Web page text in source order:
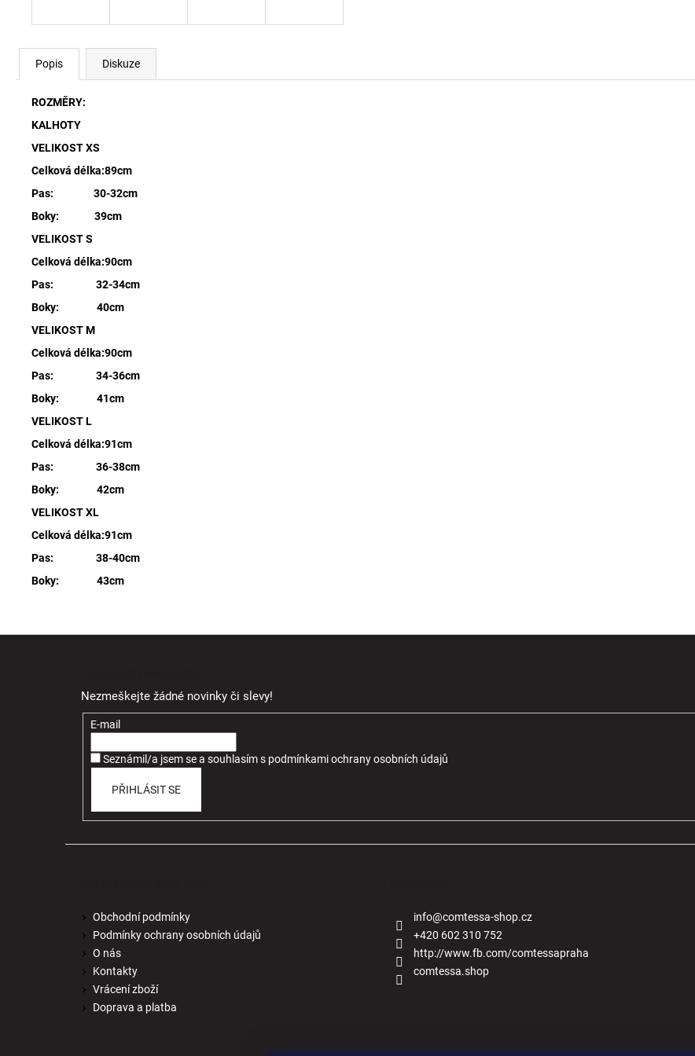
Popis Diskuze
ROZMĚRY:
KALHOTY
VELIKOST XS
Celková délka:89cm
Pas: 30-32cm
Boky: 39cm
VELIKOST S
Celková délka:90cm
Pas: 32-34cm
Boky: 40cm
VELIKOST M
Celková délka:90cm
Pas: 34-36cm
Boky: 41cm
VELIKOST L
Celková délka:91cm
Pas: 36-38cm
Boky: 42cm
VELIKOST XL
Celková délka:91cm
Pas: 38-40cm
Boky: 43cm
Nezmeškejte žádné novinky či slevy!
E-mail
Seznámil/a jsem se a souhlasíms podmínkami ochrany osobních údajů
PŘIHLÁSIT SE
Obchodní podmínky
Podmínky ochrany osobních údajů
O nás
Kontakty
Vrácení zboží
Doprava a platba
info@comtessa-shop.cz
+420 602 310 752
http://www.fb.com/comtessapraha
comtessa.shop